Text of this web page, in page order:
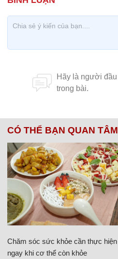
CÓ THỂ BẠN QUAN TÂM
Chăm sóc sức khỏe cần thực hiện
ngay khi cơ thể còn khỏe